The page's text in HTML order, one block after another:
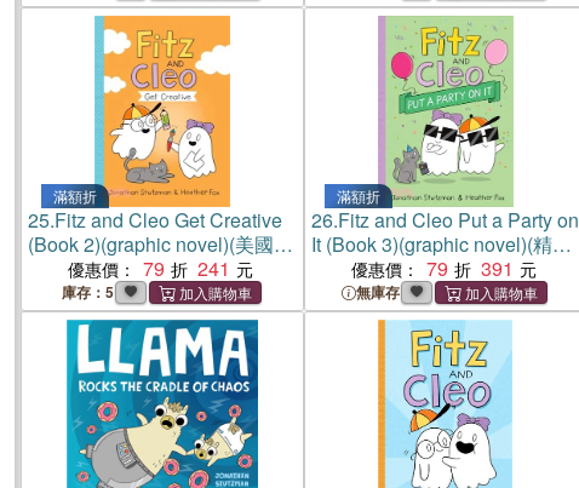
滿額折
25.Fitz and Cleo Get Creative
(Book 2)(graphic novel)(美國
優惠價： 79 241
庫存：5
滿額折
26.Fitz and Cleo Put a Party on
It (Book 3)(graphic novel)(精裝
優惠價： 79 391
無庫存